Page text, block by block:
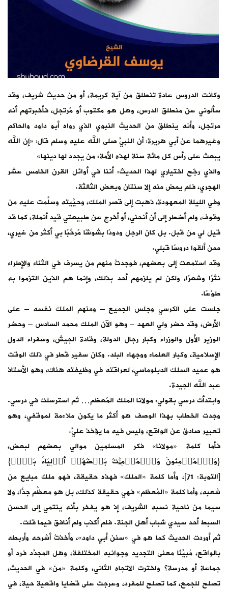
وكانت الدروس عادة تنطلق من آية كريمة، أو من حديث شريف، وقد
سألوني عن منطلق الدرس، وهل هو مكتوب أو مُرتجل، فأخبرتهم أنه
مرتجل، وأنه ينطلق من الحديث النبوي الذي رواه أبو داود والحاكم
وغيرهما عن أبي هريرة: أن النبيَّ صلى الله عليه وسلم قال: «إن الله
يبعث على رأس كل مائة سنة لهذه الأمة: من يجدد لها دينها»
والذي رجّح اختياري لهذا الحديث: أننا في أوائل القرن الخامس عشر
الهجري، فلم يمض منه إلا سنتان وبعض الثالثة.
وفي الليلة المعهودة، ذهبت إلى قصر الملك، وحيَّيته وسلَّمت عليه من
وقوف، ولم أضطر إلى أن أنحني، أو أخرج عن طبيعتي قيد أنملة، كما قد
قيل لي من قبل. بل كان الرجل ودودًا بشوشًا مُرحَّبًا بي أكثر من غيري،
ممن ألقوا دروسًا قبلي.
وقد استمعت إلى بعضهم، فوجدتُ منهم من يسرف في الثناء والإطراء
نثرًا وشعرًا، ولكن لم يلزمهم أحد بذلك، وإنما هم الذين التزموا به
طوْعًا.
جلست على الكرسي وجلس الجميع – ومنهم الملك نفسه – على
الأرض، وقد حضر ولي العهد – وهو الآن الملك محمد السادس – وحضر
الوزير الأول والوزراء وكبار رجال الدولة، وقادة الجيش، وسفراء الدول
الإسلامية، وكبار العلماء ووجهاء البلد. وكان سفير قطر في ذلك الوقت
هو عميد السلك الدبلوماسي، لعراقته في وظيفته هناك، وهو الأستاذ
عبد الله الجيدة.
وابتدأت درسي بقولي: مولانا الملك المُعظم… ثم استرسلت في درسي.
وجدت الخطاب بهذا الوصف هو أكثر ما يكون ملاءمة لموقفي، وهو
تعبير صادق عن الواقع، وليس فيه ما يؤخذ عليَّ.
فأما كلمة «مولانا» فكر المسلمين موالي بعضهم لبعض،
{وَٱلۡمُؤۡمِنُونَ وَٱلۡمُؤۡمِنَٰتُ بَعۡضُهُمۡ أَوۡلِيَآءُ بَعۡضٖ}
[التوبة: 71]، وأما كلمة «الملك» فهذه حقيقة، فهو ملك مبايع من
شعبه، وأما كلمة «المُعظم» فهي حقيقة كذلك، بل هو معظَّم جدًّا، ولا
سيما من ناحية نسبه الشريف، إذ هو يفخر بأنه ينتمي إلى الحسن
السبط أحد سيدي شباب أهل الجنة. فلم أكذب ولم أنافق فيما قلت.
ثم أوردت الحديث كما هو في «سنن أبي داود»، وأخذتُ أشرحه وأربطه
بالواقع، مُبيِّنًا معنى التجديد وجوانبه المختلفة، وهل المجدَّد فرد أو
جماعة أو مدرسة؟ واخترت الاتجاه الثاني، وكلمة «من» في الحديث،
تصلح للجمع، كما تصلح للمفرد، وعرجت على قضايا واقعية حية، في